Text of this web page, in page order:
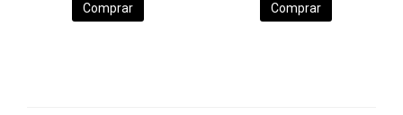
Comprar Comprar